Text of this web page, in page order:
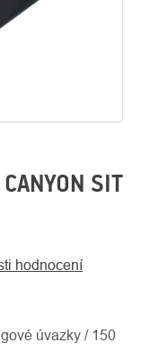
SIT
hodnocení
úvazky / 150